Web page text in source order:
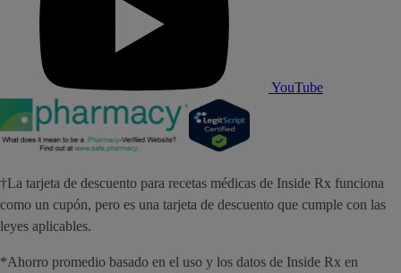
YouTube
†La tarjeta de descuento para recetas médicas de Inside Rx funciona
como un cupón, pero es una tarjeta de descuento que cumple con las
leyes aplicables.
*Ahorro promedio basado en el uso y los datos de Inside Rx en